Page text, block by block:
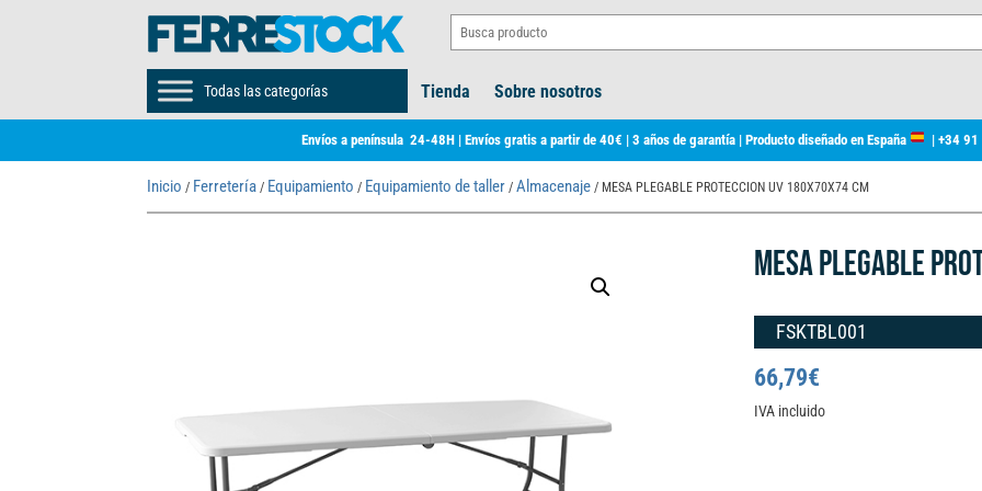
Todas las categorías Tienda Sobre nosotros
Envíos a península 24-48H | Envíos gratis a partir de 40€ | 3 años de garantía | Producto diseñado en España | +34
Inicio / Ferretería / Equipamiento / Equipamiento de taller /Almacenaje / MESA PLEGABLE PROTECCION UV 180X70X74 CM
MESA PLEGABLE
FSKTBL001
66,79€
IVA incluido